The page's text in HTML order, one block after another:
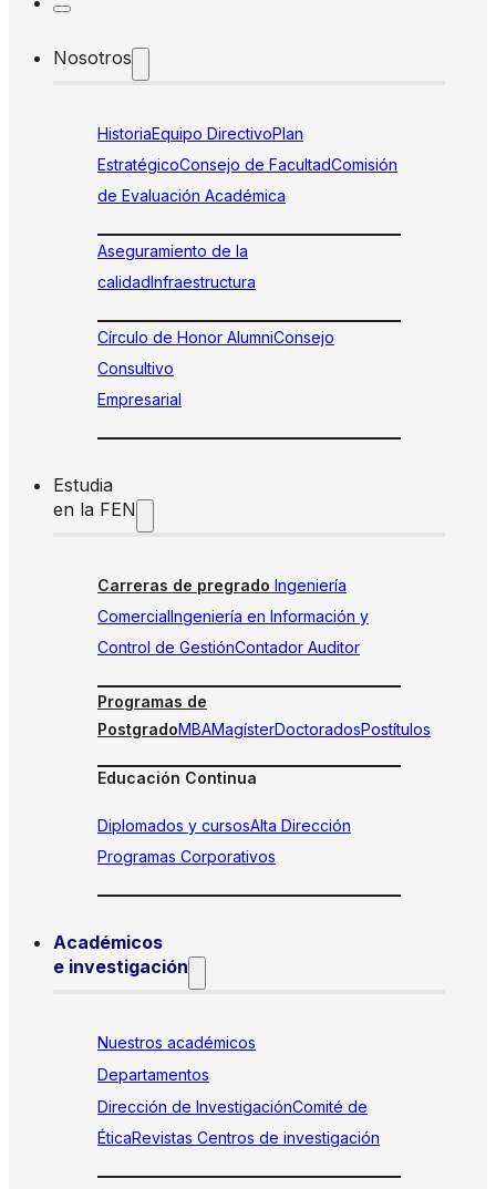
Nosotros
HistoriaEquipo DirectivoPlan
EstratégicoConsejo de FacultadComisión
de Evaluación Académica
Aseguramiento de la
calidadInfraestructura
Círculo de Honor AlumniConsejo
Consultivo
Empresarial
Estudia
en la FEN
Carreras de pregrado Ingeniería
ComercialIngeniería en Información y
Control de GestiónContador Auditor
Programas de
PostgradoMBAMagísterDoctoradosPostítulos
Educación Continua
Diplomados y cursosAlta Dirección
Programas Corporativos
Académicos
e investigación
Nuestros académicos
Departamentos
Dirección de InvestigaciónComité de
ÉticaRevistas Centros de investigación